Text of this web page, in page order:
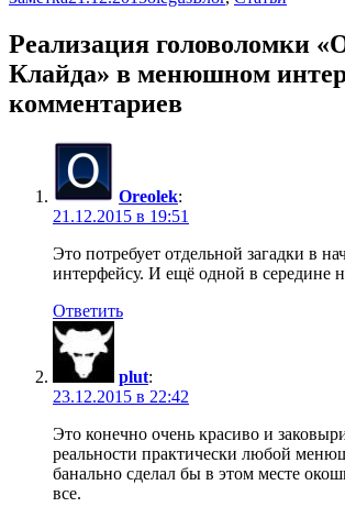
Реализация головоломки
Клайда» в менюшном
комментариев
Oreolek:
21.12.2015 в 19:51
Это потребует отдельной загадки в
интерфейсу. И ещё одной в середине
Ответить
plut:
23.12.2015 в 22:42
Это конечно очень красиво и
реальности практически любой
банально сделал бы в этом месте
все.